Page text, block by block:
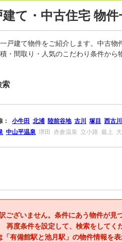
て・中古住宅 物件
戸建て物件をご紹介します。中古
・間取り・人気のこだわり条件か
索
： 小牛田 北浦 陸前谷地 古川 塚目 西古川
中山平温泉 堺田 赤倉温泉 立小路 最上
ございません。条件にあう物件が見
再度条件を設定して、検索をしてく
「有備館駅と池月駅」の物件情報を表